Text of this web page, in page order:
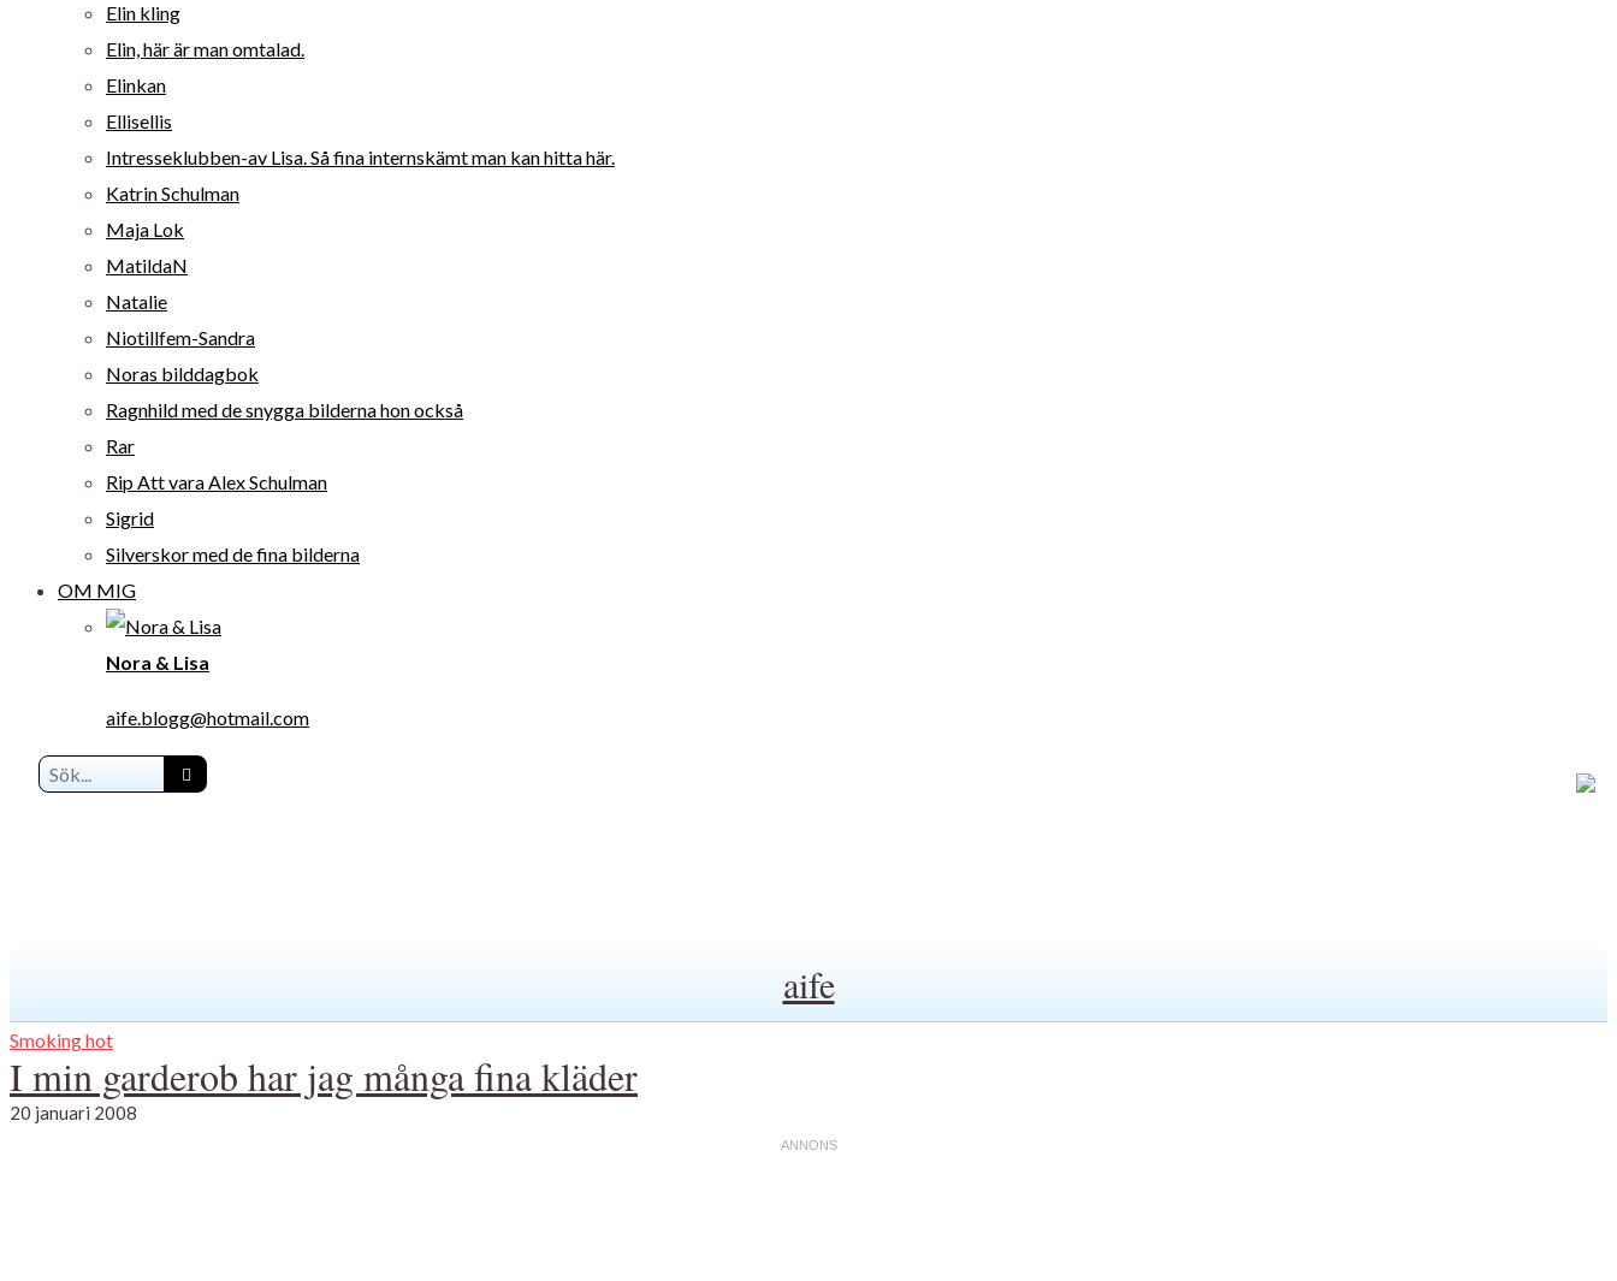
Elin kling
Elin, här är man omtalad.
Elinkan
Ellisellis
Intresseklubben-av Lisa. Så fina internskämt man kan hitta här.
Katrin Schulman
Maja Lok
MatildaN
Natalie
Niotillfem-Sandra
Noras bilddagbok
Ragnhild med de snygga bilderna hon också
Rar
Rip Att vara Alex Schulman
Sigrid
Silverskor med de fina bilderna
OM MIG
Nora & Lisa
aife.blogg@hotmail.com
aife
Smoking hot
I min garderob har jag många fina kläder
20 januari 2008